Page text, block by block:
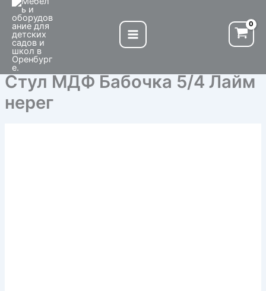
Перейти
содержимому
Стул МДФ Бабочка 5/4 Лайм
нерег
Количество
товара
Стул
МДФ
Бабочка
5/4
Лайм
нерег